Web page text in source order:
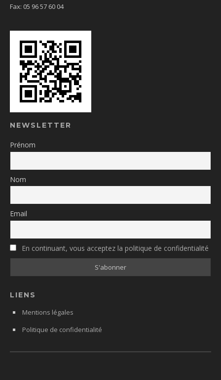
Fax: 05 96 57 60 04
NEWSLETTER
Prénom
Nom
Email
En continuant, vous acceptez la politique de confidentialité
LIENS
Mentions légales
Politique de confidentialité